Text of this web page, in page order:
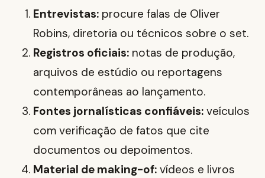
Entrevistas: procure falas de Oliver
Robins, diretoria ou técnicos sobre o set.
Registros oficiais: notas de produção,
arquivos de estúdio ou reportagens
contemporâneas ao lançamento.
Fontes jornalísticas confiáveis: veículos
com verificação de fatos que cite
documentos ou depoimentos.
Material de making-of: vídeos e livros